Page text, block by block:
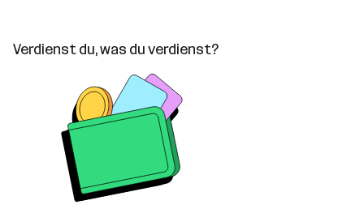
Verdienst du, was du verdienst?